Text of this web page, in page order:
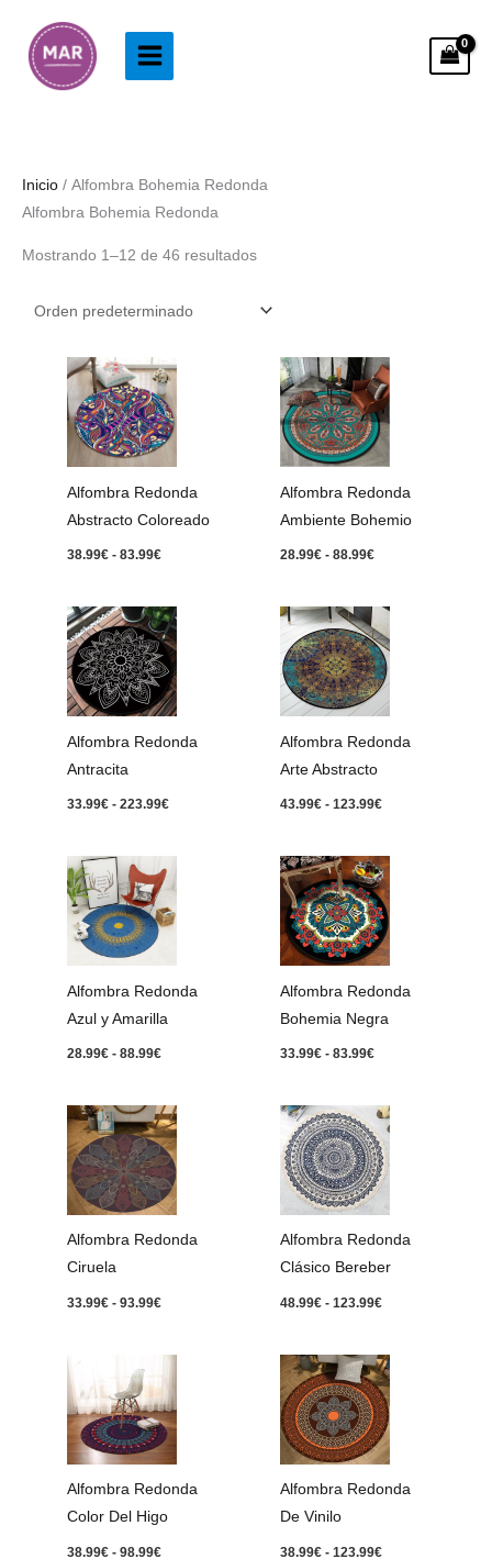
contenido
Inicio / Alfombra Bohemia Redonda
Alfombra Bohemia Redonda
Mostrando 1–12 de 46 resultados
Alfombra Redonda
Abstracto Coloreado
38.99€ - 83.99€
Rango
de
precios:
desde
38.99€
hasta
83.99€
Alfombra Redonda
Ambiente Bohemio
28.99€ - 88.99€
Rango
de
precios:
desde
28.99€
hasta
88.99€
Alfombra Redonda
Antracita
33.99€ - 223.99€
Rango
de
precios:
desde
33.99€
hasta
223.99€
Alfombra Redonda
Arte Abstracto
43.99€ - 123.99€
Rango
de
precios:
desde
43.99€
hasta
123.99€
Alfombra Redonda
Azul y Amarilla
28.99€ - 88.99€
de
desde
28.99€
88.99€
Alfombra Redonda
Bohemia Negra
33.99€ - 83.99€
Rango
de
precios:
desde
33.99€
hasta
83.99€
Alfombra Redonda
Ciruela
33.99€ - 93.99€
Rango
de
precios:
desde
33.99€
hasta
93.99€
Alfombra Redonda
Clásico Bereber
48.99€ - 123.99€
Rango
de
precios:
desde
48.99€
123.99€
Alfombra Redonda
Color Del Higo
38.99€ - 98.99€
Rango
precios:
desde
38.99€
hasta
98.99€
Alfombra Redonda
De Vinilo
38.99€ - 123.99€
Rango
de
precios:
desde
38.99€
hasta
123.99€